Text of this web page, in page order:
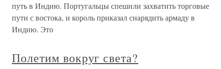
путь в Индию. Португальцы спешили захватить торговые
пути с востока, и король приказал снарядить армаду в
Индию. Это
Полетим вокруг света?